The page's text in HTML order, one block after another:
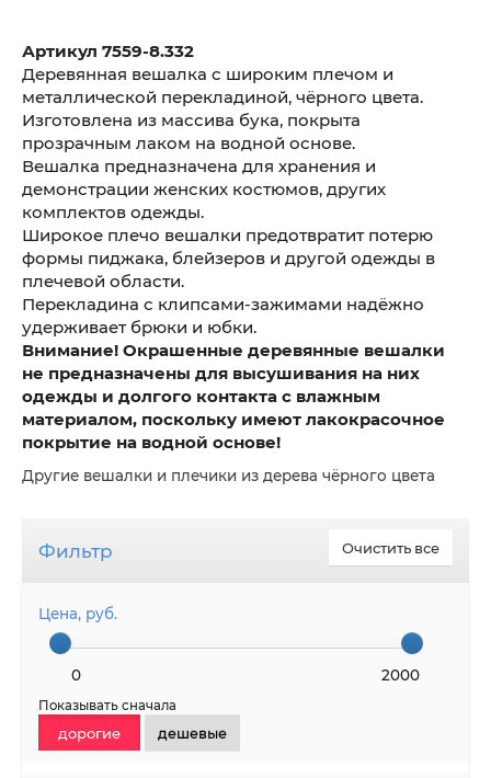
Артикул 7559-8.332
Деревянная вешалка с широким плечом и
металлической перекладиной, чёрного цвета.
Изготовлена из массива бука, покрыта
прозрачным лаком на водной основе.
Вешалка предназначена для хранения и
демонстрации женских костюмов, других
комплектов одежды.
Широкое плечо вешалки предотвратит потерю
формы пиджака, блейзеров и другой одежды в
плечевой области.
Перекладина с клипсами-зажимами надёжно
удерживает брюки и юбки.
Внимание! Окрашенные деревянные вешалки
не предназначены для высушивания на них
одежды и долгого контакта с влажным
материалом, поскольку имеют лакокрасочное
покрытие на водной основе!
Другие вешалки и плечики из дерева чёрного цвета
Очистить все
Фильтр
Цена, руб.
2000
0
Показывать сначала
дорогие дешевые